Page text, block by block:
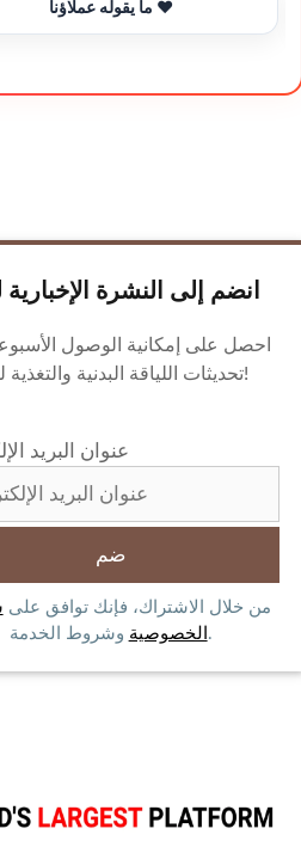
ما يقوله عملاؤنا ❤️
انضم إلى النشرة الإخبارية
احصل على إمكانية الوصول
تحديثات اللياقة البدنية والتغذية لدينا!
عنوان البريد
من خلال الاشتراك، فإنك توافق على
الخصوصية وشروط الخدمة.